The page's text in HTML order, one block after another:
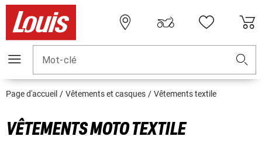
Mot-clé
Page d'accueil Vêtements et casques Vêtements textile
VÊTEMENTS MOTO TEXTILE